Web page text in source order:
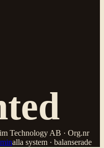
Technology AB · Org.nr
alla system · balanserade